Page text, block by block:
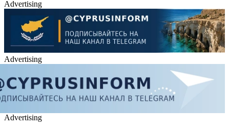
Advertising
Advertising
Advertising